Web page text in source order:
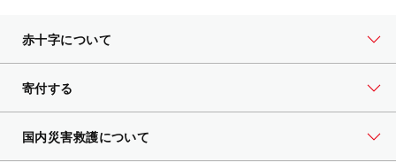
赤十字について
寄付する
国内災害救護について